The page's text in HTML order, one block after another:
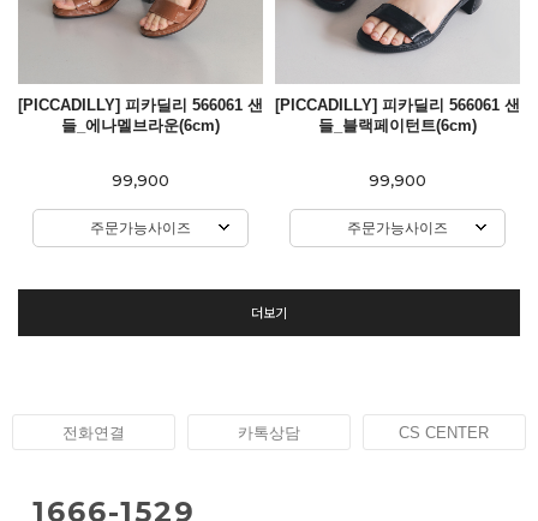
[PICCADILLY] 피카딜리 566061 샌
들_에나멜브라운(6cm)
99,900
주문가능사이즈
[PICCADILLY] 피카딜리 566061 샌
들_블랙페이턴트(6cm)
99,900
주문가능사이즈
더보기
전화연결 카톡상담 CS CENTER
1666-1529